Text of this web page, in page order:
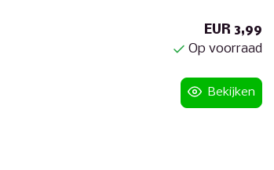
EUR 3,99
Op voorraad
Bekijken